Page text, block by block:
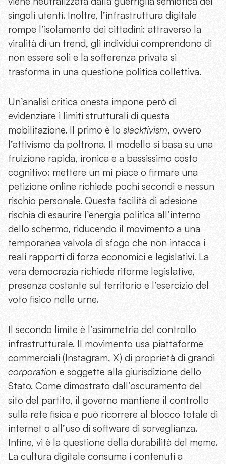
singoli utenti. Inoltre, l’infrastruttura digitale
rompe l’isolamento dei cittadini: attraverso la
viralità di un trend, gli individui comprendono di
non essere soli e la sofferenza privata si
trasforma in una questione politica collettiva.
Un’analisi critica onesta impone però di
evidenziare i limiti strutturali di questa
mobilitazione. Il primo è lo slacktivism, ovvero
l’attivismo da poltrona. Il modello si basa su una
fruizione rapida, ironica e a bassissimo costo
cognitivo: mettere un mi piace o firmare una
petizione online richiede pochi secondi e nessun
rischio personale. Questa facilità di adesione
rischia di esaurire l’energia politica all’interno
dello schermo, riducendo il movimento a una
temporanea valvola di sfogo che non intacca i
reali rapporti di forza economici e legislativi. La
vera democrazia richiede riforme legislative,
presenza costante sul territorio e l’esercizio del
voto fisico nelle urne.
Il secondo limite è l’asimmetria del controllo
infrastrutturale. Il movimento usa piattaforme
commerciali (Instagram, X) di proprietà di grandi
corporation e soggette alla giurisdizione dello
Stato. Come dimostrato dall’oscuramento del
sito del partito, il governo mantiene il controllo
sulla rete fisica e può ricorrere al blocco totale di
internet o all’uso di software di sorveglianza.
Infine, vi è la questione della durabilità del meme.
La cultura digitale consuma i contenuti a